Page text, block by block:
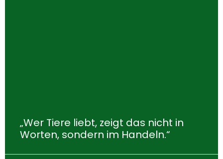
„Wer Tiere liebt, zeigt das nicht in
Worten, sondern im Handeln.“